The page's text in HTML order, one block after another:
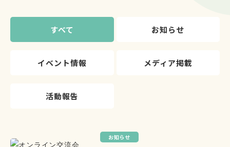
すべて お知らせ
イベント情報 メディア掲載
活動報告
お知らせ